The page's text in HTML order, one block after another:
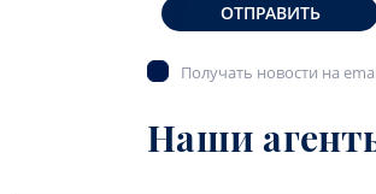
ОТПРАВИТЬ
Получать новости на
Наши